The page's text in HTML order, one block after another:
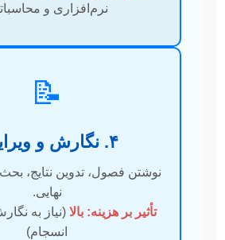
نرم‌افزاری و
📝
۴. نگارش و ویرایش
نوشتن فصول، تدوین نتایج، بحث
نهایی.
تأثیر بر هزینه: بالا(نیاز به
انسجام)